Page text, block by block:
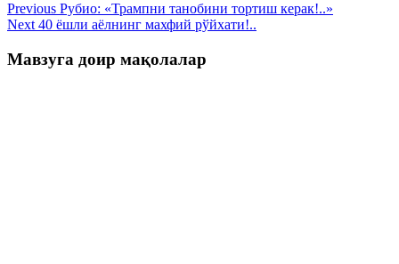
Previous Рубио: «Трампни танобини тортиш керак!..»
Next 40 ёшли аёлнинг махфий рўйхати!..
Мавзуга доир мақолалар